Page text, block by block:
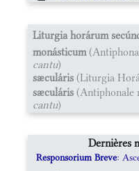
Liturgia horárum
monásticum
cantu)
sæculáris (Liturgia
sæculáris (Antiphonale
cantu)
Dernières
Responsorium Breve: